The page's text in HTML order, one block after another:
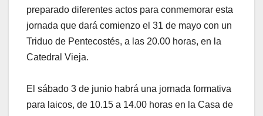
preparado diferentes actos para conmemorar esta
jornada que dará comienzo el 31 de mayo con un
Triduo de Pentecostés, a las 20.00 horas, en la
Catedral Vieja.
El sábado 3 de junio habrá una jornada formativa
para laicos, de 10.15 a 14.00 horas en la Casa de